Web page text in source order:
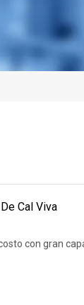
Cal Viva
con gran